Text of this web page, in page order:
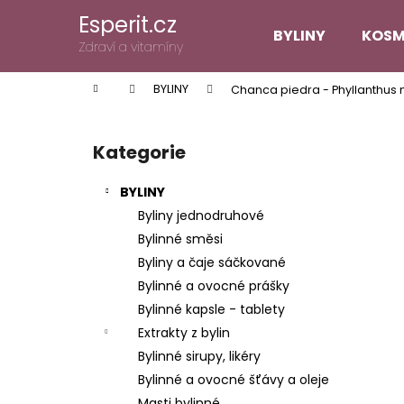
Esperit.cz
Zdraví a vitamíny
BYLINY
Domů BYLINY Chanca piedra - Phyllanthus
Přeskočit
kategorie
Kategorie
BYLINY
Byliny jednodruhové
Bylinné směsi
Byliny a čaje sáčkované
Bylinné a ovocné prášky
Bylinné kapsle - tablety
Extrakty z bylin
Bylinné sirupy, likéry
Bylinné a ovocné šťávy a oleje
í
Zpět
do
Zpět
do